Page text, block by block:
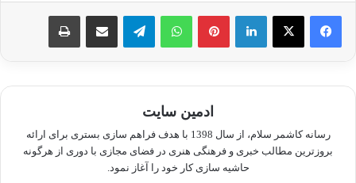
لینکدین پینترستواتس آپ تلگرام اشتراک گذاری از طریق ایمیل چاپ
ادمین سایت
رسانه کاشمر سلام، از سال 1398 با هدف فراهم سازی بستری برای ارائه
بروزترین مطالب خبری و فرهنگی هنری در فضای مجازی با دوری از هرگونه
حاشیه سازی کار خود را آغاز نمود.